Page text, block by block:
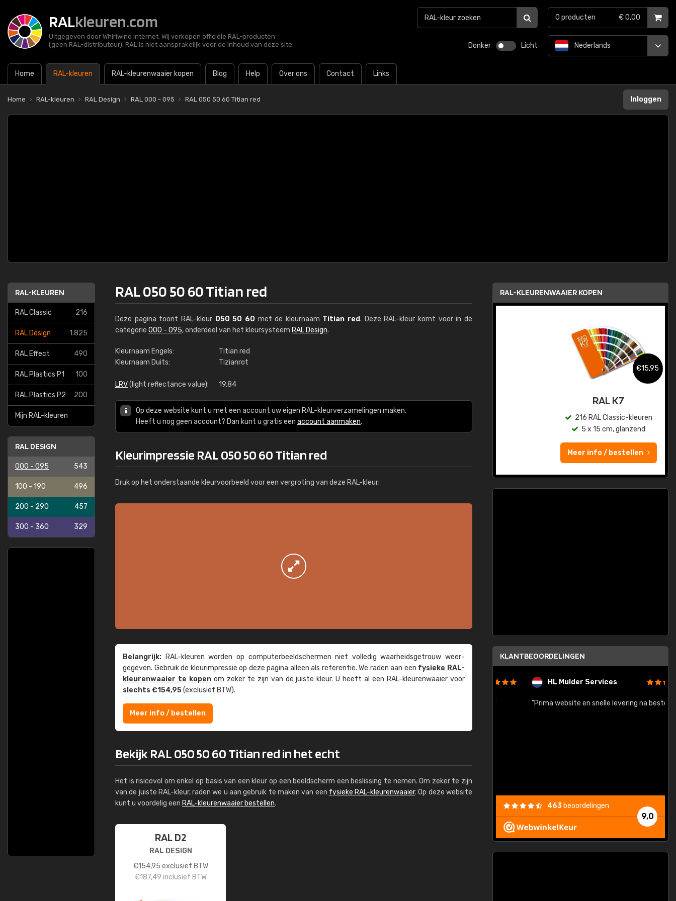
RALkleuren.com
Uitgegeven door Whirlwind Internet. Wij verkopen officiële RAL-producten
(geen RAL-distributeur). RAL is niet aansprakelijk voor de inhoud van deze site.
Donker Licht
Home RAL-kleuren RAL-kleurenwaaier kopen Blog Help Over ons Contact Links
Nederlands
0 producten € 0,00
Home RAL-kleuren RAL Design RAL 000 - 095 RAL 050 50 60 Titian red Inloggen
RAL-KLEUREN
RAL Classic 216
RAL Design 1.825
RAL Effect 490
RAL Plastics P1 100
RAL Plastics P2 200
Mijn RAL-kleuren
RAL DESIGN
000 - 095 543
100 - 190 496
200 - 290 457
300 - 360 329
RAL 050 50 60 Titian red
Deze pagina toont RAL-kleur 050 50 60 met de kleurnaam Titian red. Deze RAL-kleur komt voor in de
categorie 000 - 095, onderdeel van het kleursysteem RAL Design.
Kleurnaam Engels:
Titian red
Kleurnaam Duits:
Tizianrot
LRV(light reflectance value): 19,84
Op deze website kunt u met een account uw eigen RAL-kleurverzamelingen maken.
Heeft u nog geen account? Dan kunt u gratis een account aanmaken.
Kleurimpressie RAL 050 50 60 Titian red
Druk op het onderstaande kleurvoorbeeld voor een vergroting van deze RAL-kleur:
Belangrijk: RAL-kleuren worden op computer­beeld­schermen niet volledig waarheids­­getrouw weer­
gegeven. Gebruik de kleur­impressie op deze pagina alleen als referentie. We raden aan een fysieke RAL-
kleuren­waaier te kopenom zeker te zijn van de juiste kleur. U heeft al een RAL-kleuren­waaier voor
slechts €154,95(exclusief BTW).
Meer info / bestellen
Bekijk RAL 050 50 60 Titian red in het echt
Het is risicovol om enkel op basis van een kleur op een beeldscherm een beslissing te nemen. Om zeker te zijn
van de juiste RAL-kleur, raden we u aan gebruik te maken van een fysieke RAL-kleurenwaaier. Op deze website
kunt u voordelig een RAL-kleurenwaaier bestellen.
RAL D2
RAL DESIGN
€154,95 exclusief BTW
€187,49 inclusief BTW
RAL-KLEURENWAAIER KOPEN
RAL K7 op waterbasis
€15,95
RAL K7
216 RAL Classic-kleuren
5 x 15 cm, glanzend
Meer info / bestellen
KLANTBEOORDELINGEN
Kambier BV HL Mulder Services
"Prima website en snelle levering na bestelling"
9,0
463 beoordelingen